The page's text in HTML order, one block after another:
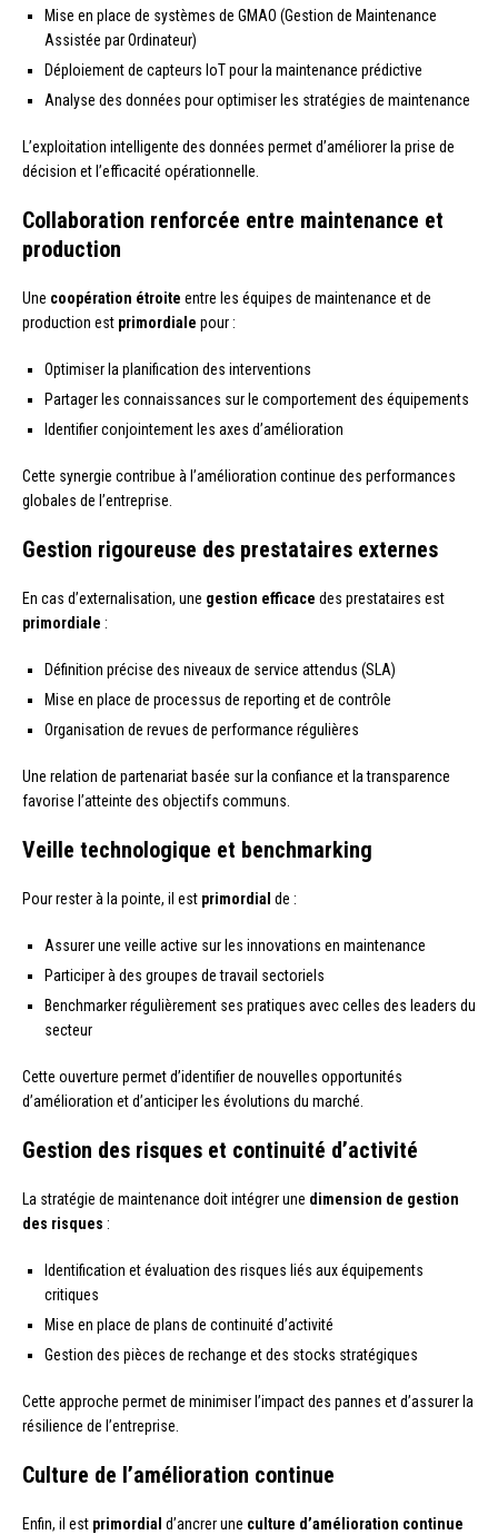
Mise en place de systèmes de GMAO (Gestion de Maintenance
Assistée par Ordinateur)
Déploiement de capteurs IoT pour la maintenance prédictive
Analyse des données pour optimiser les stratégies de maintenance
L’exploitation intelligente des données permet d’améliorer la prise de
décision et l’efficacité opérationnelle.
Collaboration renforcée entre maintenance et
production
Une coopération étroite entre les équipes de maintenance et de
production est primordiale pour :
Optimiser la planification des interventions
Partager les connaissances sur le comportement des équipements
Identifier conjointement les axes d’amélioration
Cette synergie contribue à l’amélioration continue des performances
globales de l’entreprise.
Gestion rigoureuse des prestataires externes
En cas d’externalisation, une gestion efficace des prestataires est
primordiale :
Définition précise des niveaux de service attendus (SLA)
Mise en place de processus de reporting et de contrôle
Organisation de revues de performance régulières
Une relation de partenariat basée sur la confiance et la transparence
favorise l’atteinte des objectifs communs.
Veille technologique et benchmarking
Pour rester à la pointe, il est primordial de :
Assurer une veille active sur les innovations en maintenance
Participer à des groupes de travail sectoriels
Benchmarker régulièrement ses pratiques avec celles des leaders du
secteur
Cette ouverture permet d’identifier de nouvelles opportunités
d’amélioration et d’anticiper les évolutions du marché.
Gestion des risques et continuité d’activité
La stratégie de maintenance doit intégrer une dimension de gestion
des risques :
Identification et évaluation des risques liés aux équipements
critiques
Mise en place de plans de continuité d’activité
Gestion des pièces de rechange et des stocks stratégiques
Cette approche permet de minimiser l’impact des pannes et d’assurer la
résilience de l’entreprise.
Culture de l’amélioration continue
Enfin, il est primordial d’ancrer une culture d’amélioration continue